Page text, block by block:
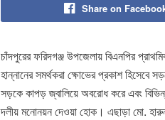
Share on
চাঁদপুরের ফরিদগঞ্জ উপজেলায় বিএনপির
হান্নানের সমর্থকরা ক্ষোভের প্রকাশ হিসেবে
সড়কে কাপড় জ্বালিয়ে অবরোধ করে এবং
দলীয় মনোনয়ন দেওয়া হোক। এছাড়া মো.